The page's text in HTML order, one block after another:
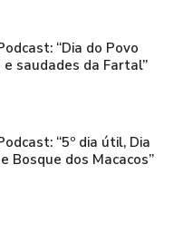
“Dia do Povo
e saudades da Fartal”
“5º dia útil, Dia
Bosque dos Macacos”